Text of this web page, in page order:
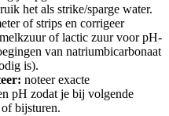
het als strike/sparge water.
of strips en corrigeer
of lactic zuur voor pH-
van natriumbicarbonaat
is).
noteer exacte
pH zodat je bij volgende
bijsturen.